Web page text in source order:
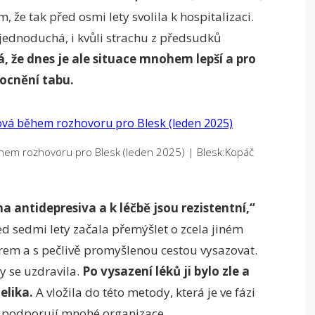
že tak před osmi lety svolila k hospitalizaci.
i kvůli strachu z předsudků
že dnes je ale situace mnohem lepší a pro
tabu.
rozhovoru pro Blesk (leden 2025) | Blesk:Kopáč
antidepresiva a k léčbě jsou rezistentní,“
sedmi lety začala přemýšlet o zcela jiném
a s pečlivě promyšlenou cestou vysazovat.
se uzdravila. Po vysazení léků ji bylo zle a
A vložila do této metody, která je ve fázi